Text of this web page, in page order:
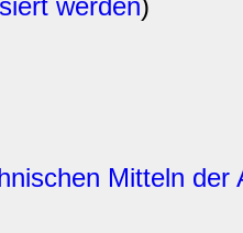
werden)
Mitteln der